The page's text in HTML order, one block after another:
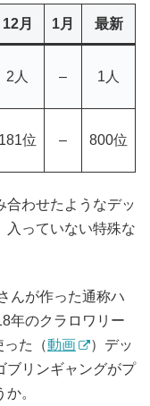
12月 1月 最新
2人 – 1人
181位 – 800位
合わせたようなデッ
入っていない特殊な
んが作った通称ハ
年のクラロワリー
た（動画
）デッ
リンギャングがプ
。